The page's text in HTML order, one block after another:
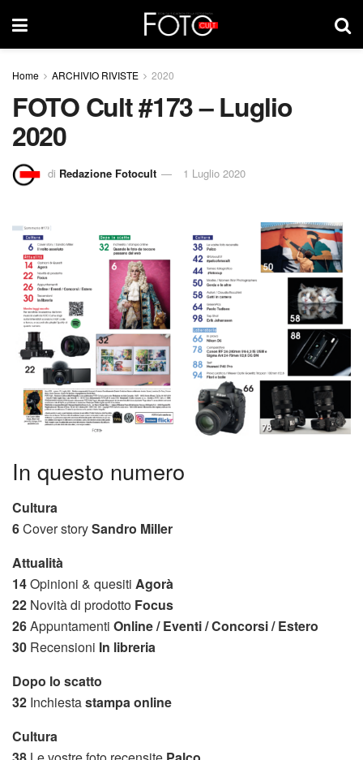
Home ARCHIVIO RIVISTE 2020
FOTO Cult #173 – Luglio
2020
di Redazione Fotocult 1 Luglio 2020
In questo numero
Cultura
6Cover storySandro Miller
Attualità
14Opinioni & quesiti Agorà
22 Novità di prodotto Focus
26Appuntamenti Online / Eventi / Concorsi / Estero
30 Recensioni In libreria
Dopo lo scatto
32 Inchiestastampa online
Cultura